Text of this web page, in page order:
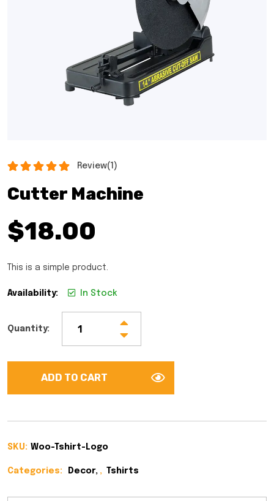
of 5
Review(1)
Cutter Machine
$18.00
This is a simple product.
Availability: In Stock
Quantity:
ADD TO CART
SKU: Woo-Tshirt-Logo
Categories: Decor , Tshirts